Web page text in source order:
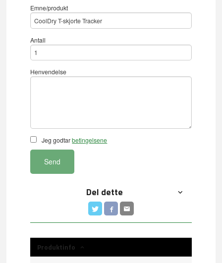
Emne/produkt
Antall
Henvendelse
Jeg godtarbetingelsene
Send
Del dette
Produktinfo